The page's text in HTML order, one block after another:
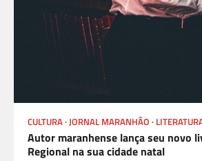
CULTURA JORNAL MARANHÃO
Autor maranhense lança seu novo
Regional na sua cidade natal